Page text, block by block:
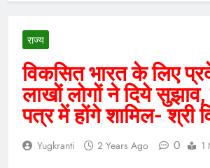
राज्य
विकसित भारत के लिए
लाखों लोगों ने दिये
पत्र में होंगे शामिल- श्री
Yugkranti 2 Years Ago 0 1